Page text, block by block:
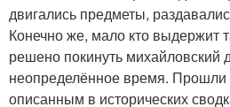
двигались предметы,
Конечно же, мало кто выдержит
решено покинуть михайловский
неопределённое время.
описанным в исторических